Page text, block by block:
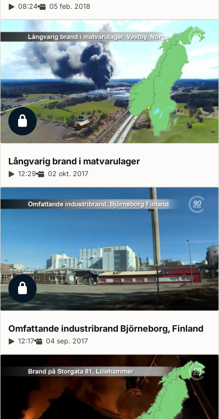
Reportagelängd:
08:24 Releasedatum:
05 feb. 2018
Låst reportage
Långvarig brand i matvarulager
Reportagelängd:
12:29 Releasedatum:
02 okt. 2017
Låst reportage
Omfattande industribrand Björneborg, Finland
Reportagelängd:
12:17 Releasedatum:
04 sep. 2017